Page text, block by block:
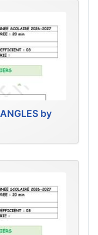
by